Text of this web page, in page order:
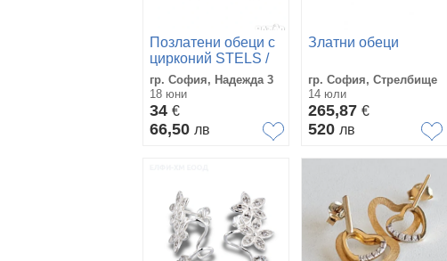
Позлатени обеци с
цирконий STELS /
Сребърни обеци /
Подарък за жена
гр. София, Надежда 3
18 юни
34 €
66,50 лв
Златни обеци
гр. София, Стрелбище
14 юли
265,87 €
520 лв